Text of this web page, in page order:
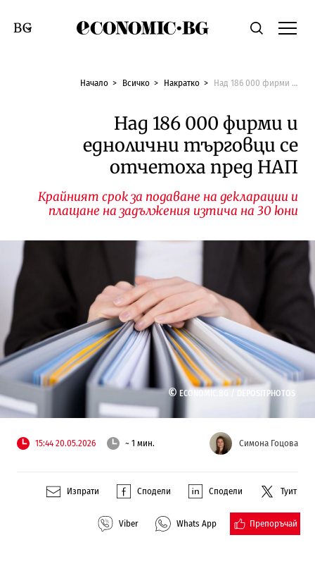
Economic.bgТърсене
Смяна на език
Начало Всичко Накратко Над 186 000 фирми и еднолични търговци се отчетоха пред НАП
Над 186 000 фирми и
еднолични търговци се
отчетоха пред НАП
Крайният срок за подаване на декларации и
плащане на задължения изтича на 30 юни
© ECONOMIC.BG / DEPOSITPHOTOS
15:44 20.05.2026 ~ 1 мин. Симона Гоцова
Изпрати Сподели Сподели Туит
Viber Whats App Препоръчай